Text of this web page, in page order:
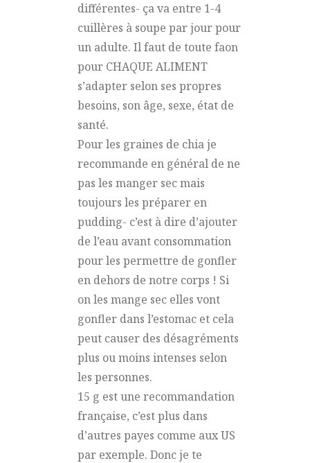
différentes- ça va entre 1-4
cuillères à soupe par jour pour
un adulte. Il faut de toute faon
pour CHAQUE ALIMENT
s’adapter selon ses propres
besoins, son âge, sexe, état de
santé.
Pour les graines de chia je
recommande en général de ne
pas les manger sec mais
toujours les préparer en
pudding- c’est à dire d’ajouter
de l’eau avant consommation
pour les permettre de gonfler
en dehors de notre corps ! Si
on les mange sec elles vont
gonfler dans l’estomac et cela
peut causer des désagréments
plus ou moins intenses selon
les personnes.
15 g est une recommandation
française, c’est plus dans
d’autres payes comme aux US
par exemple. Donc je te